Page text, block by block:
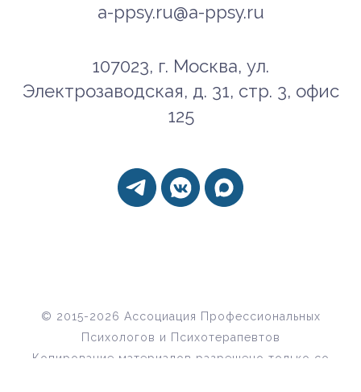
a-ppsy.ru@a-ppsy.ru
107023, г. Москва, ул.
Электрозаводская, д. 31, стр. 3, офис
125
© 2015-2026 Ассоциация Профессиональных
Психологов и Психотерапевтов
Копирование материалов разрешено только со